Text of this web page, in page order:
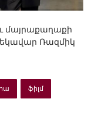
մայրաքաղաքի
Ռազմիկ
ֆիլմ